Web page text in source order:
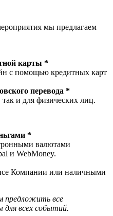
мы предлагаем
карты *
с помощью кредитных карт
перевода *
и для физических лиц.
*
валютами
и WebMoney.
Компании или наличными
все
для всех событий.